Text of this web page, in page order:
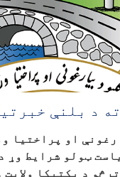
د بلنې
او پراختیا
ټولو شرایط وړ
د پکتیکا ولایت